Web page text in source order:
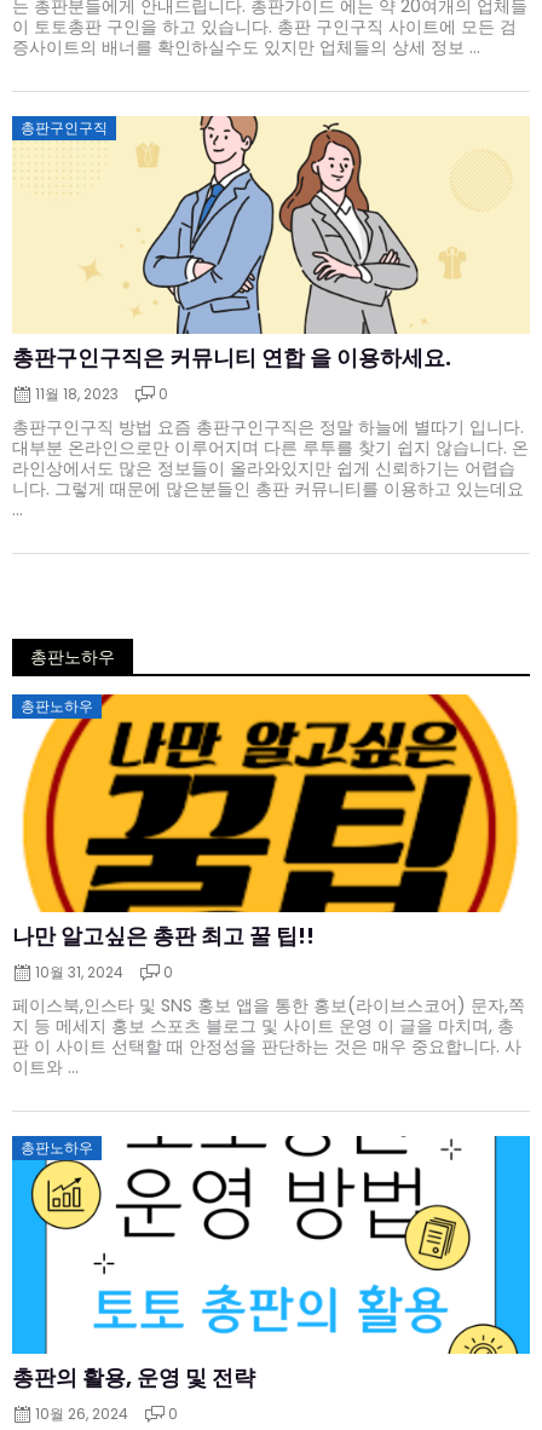
는 총판분들에게 안내드립니다. 총판가이드 에는 약 20여개의 업체들
이 토토총판 구인을 하고 있습니다. 총판 구인구직 사이트에 모든 검
증사이트의 배너를 확인하실수도 있지만 업체들의 상세 정보 ...
총판구인구직
총판구인구직은 커뮤니티 연합 을 이용하세요.
Posted
on
11월 18, 2023 0
총판구인구직 방법 요즘 총판구인구직은 정말 하늘에 별따기 입니다.
대부분 온라인으로만 이루어지며 다른 루투를 찾기 쉽지 않습니다. 온
라인상에서도 많은 정보들이 올라와있지만 쉽게 신뢰하기는 어렵습
니다. 그렇게 때문에 많은분들인 총판 커뮤니티를 이용하고 있는데요
...
총판노하우
총판노하우
나만 알고싶은 총판 최고 꿀 팁!!
Posted
on
10월 31, 2024 0
페이스북,인스타 및 SNS 홍보 앱을 통한 홍보(라이브스코어) 문자,쪽
지 등 메세지 홍보 스포츠 블로그 및 사이트 운영 이 글을 마치며, 총
판 이 사이트 선택할 때 안정성을 판단하는 것은 매우 중요합니다. 사
이트와 ...
총판노하우
총판의 활용, 운영 및 전략
Posted
on
10월 26, 2024 0